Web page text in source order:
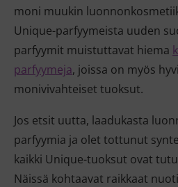
moni muukin
Unique-parfyymeista uuden
parfyymit muistuttavat hiema
parfyymeja, joissa on myös
monivivahteiset tuoksut.
Jos etsit uutta, laadukasta
parfyymia ja olet tottunut
kaikki Unique-tuoksut ovat
Näissä kohtaavat raikkaat